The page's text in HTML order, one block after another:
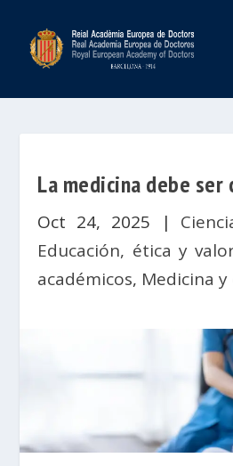
La medicina debe ser
Oct 24, 2025 |
Educación, ética y
académicos, Medicina y